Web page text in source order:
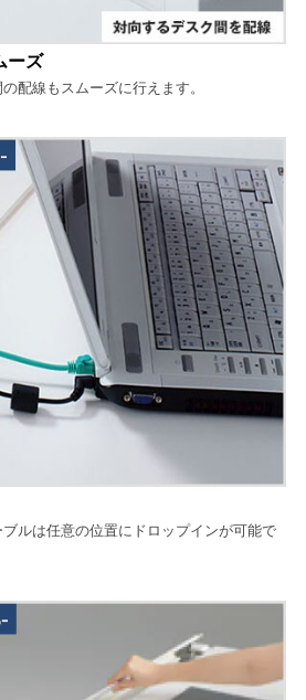
ーズ
配線もスムーズに行えます。
ルは任意の位置にドロップインが可能で